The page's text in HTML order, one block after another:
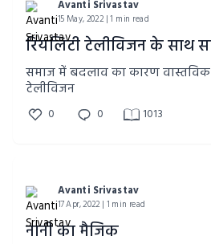
Avanti Srivastav
15 May, 2022 | 1 min read
समाज में बदलाव का कारण वास्तविक
टेलीविजन
0 0 1013
Avanti Srivastav
17 Apr, 2022 | 1 min read
नानी का मैजिक